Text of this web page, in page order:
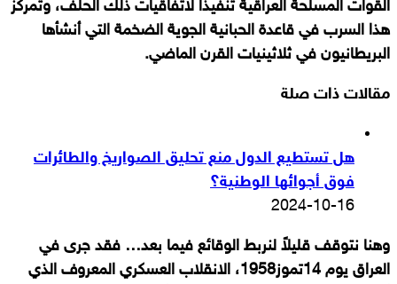
القوات المسلحة العراقية تنفيذاً لاتفاقيات ذلك الحلف، وتمركز
هذا السرب في قاعدة الحبانية الجوية الضخمة التي أنشأها
البريطانيون في ثلاثينيات القرن الماضي.
مقالات ذات صلة
هل تستطيع الدول منع تحليق الصواريخ والطائرات
فوق أجوائها الوطنية؟
2024-10-16
وهنا نتوقف قليلاً لنربط الوقائع فيما بعد… فقد جرى في
العراق يوم 14تموز1958، الانقلاب العسكري المعروف الذي